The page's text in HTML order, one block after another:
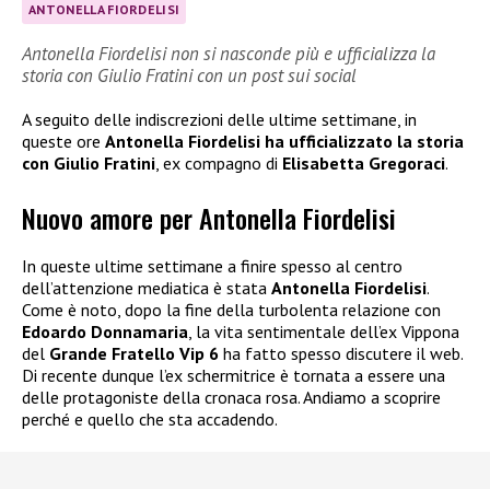
ANTONELLA FIORDELISI
Antonella Fiordelisi non si nasconde più e ufficializza la
storia con Giulio Fratini con un post sui social
A seguito delle indiscrezioni delle ultime settimane, in
queste ore Antonella Fiordelisi ha ufficializzato la storia
con Giulio Fratini , ex compagno di Elisabetta Gregoraci.
Nuovo amore per Antonella Fiordelisi
In queste ultime settimane a finire spesso al centro
dell’attenzione mediatica è stata Antonella Fiordelisi.
Come è noto, dopo la fine della turbolenta relazione con
Edoardo Donnamaria, la vita sentimentale dell’ex Vippona
del Grande Fratello Vip 6 ha fatto spesso discutere il web.
Di recente dunque l’ex schermitrice è tornata a essere una
delle protagoniste della cronaca rosa. Andiamo a scoprire
perché e quello che sta accadendo.